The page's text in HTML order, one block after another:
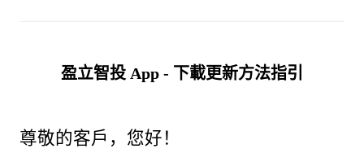
盈立智投 App - 下載更新方法指引
尊敬的客戶，您好！